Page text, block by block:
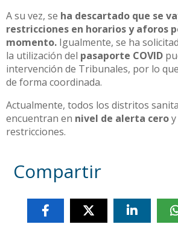
A su vez, se ha descartado que se
restricciones en horarios y aforos
momento. Igualmente, se ha
la utilización del pasaporte COVID
intervención de Tribunales, por lo
de forma coordinada.
Actualmente, todos los distritos
encuentran en nivel de alerta cero
restricciones.
Compartir